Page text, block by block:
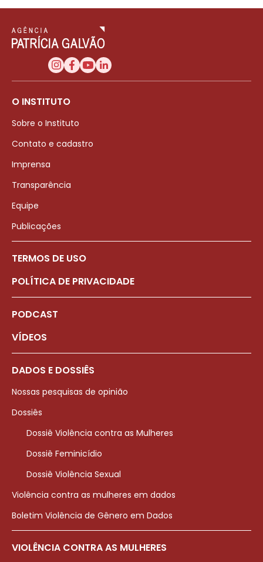
O INSTITUTO
Sobre o Instituto
Contato e cadastro
Imprensa
Transparência
Equipe
Publicações
TERMOS DE USO
POLÍTICA DE PRIVACIDADE
PODCAST
VÍDEOS
DADOS E DOSSIÊS
Nossas pesquisas de opinião
Dossiês
Dossiê Violência contra as Mulheres
Dossiê Feminicídio
Dossiê Violência Sexual
Violência contra as mulheres em dados
Boletim Violência de Gênero em Dados
VIOLÊNCIA CONTRA AS MULHERES